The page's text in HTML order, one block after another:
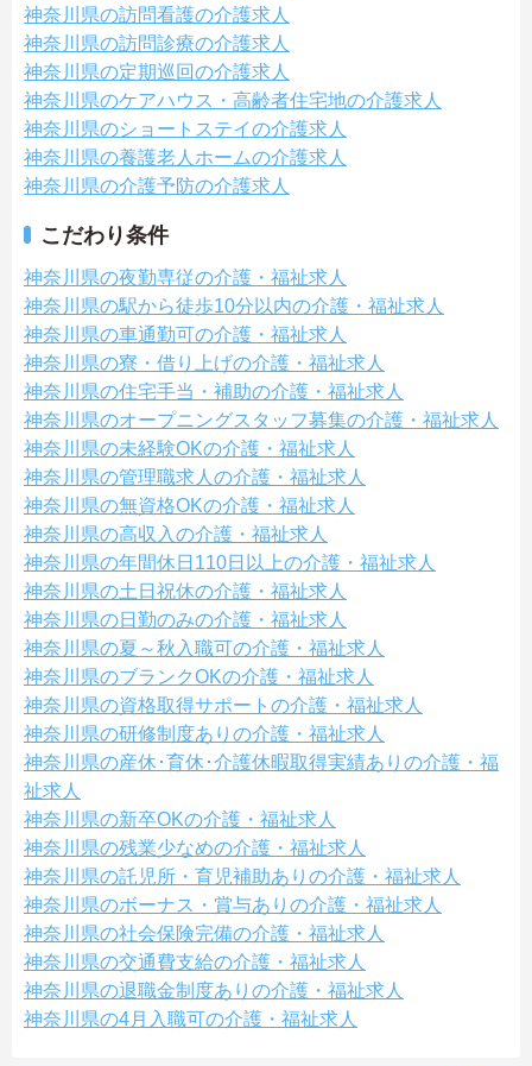
神奈川県の訪問看護の介護求人
神奈川県の訪問診療の介護求人
神奈川県の定期巡回の介護求人
神奈川県のケアハウス・高齢者住宅地の介護求人
神奈川県のショートステイの介護求人
神奈川県の養護老人ホームの介護求人
神奈川県の介護予防の介護求人
こだわり条件
神奈川県の夜勤専従の介護・福祉求人
神奈川県の駅から徒歩10分以内の介護・福祉求人
神奈川県の車通勤可の介護・福祉求人
神奈川県の寮・借り上げの介護・福祉求人
神奈川県の住宅手当・補助の介護・福祉求人
神奈川県のオープニングスタッフ募集の介護・福祉求人
神奈川県の未経験OKの介護・福祉求人
神奈川県の管理職求人の介護・福祉求人
神奈川県の無資格OKの介護・福祉求人
神奈川県の高収入の介護・福祉求人
神奈川県の年間休日110日以上の介護・福祉求人
神奈川県の土日祝休の介護・福祉求人
神奈川県の日勤のみの介護・福祉求人
神奈川県の夏～秋入職可の介護・福祉求人
神奈川県のブランクOKの介護・福祉求人
神奈川県の資格取得サポートの介護・福祉求人
神奈川県の研修制度ありの介護・福祉求人
神奈川県の産休･育休･介護休暇取得実績ありの介護・福
祉求人
神奈川県の新卒OKの介護・福祉求人
神奈川県の残業少なめの介護・福祉求人
神奈川県の託児所・育児補助ありの介護・福祉求人
神奈川県のボーナス・賞与ありの介護・福祉求人
神奈川県の社会保険完備の介護・福祉求人
神奈川県の交通費支給の介護・福祉求人
神奈川県の退職金制度ありの介護・福祉求人
神奈川県の4月入職可の介護・福祉求人